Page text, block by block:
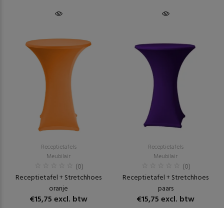
Receptietafels
Meubilair
(0)
Receptietafel + Stretchhoes
oranje
€15,75 excl. btw
Receptietafels
Meubilair
(0)
Receptietafel + Stretchhoes
paars
€15,75 excl. btw